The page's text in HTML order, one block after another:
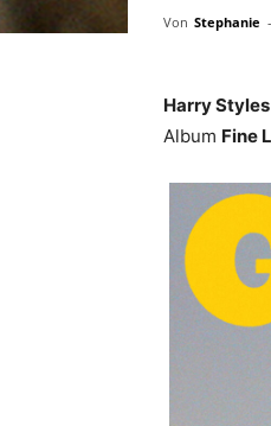
Von Stephanie -
Harry Styles
Album Fine